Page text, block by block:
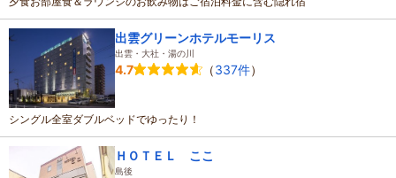
出雲グリーンホテルモーリス
出雲・大社・湯の川
4.7 （337件）
シングル全室ダブルベッドでゆったり！
ＨＯＴＥＬ ここ
島後